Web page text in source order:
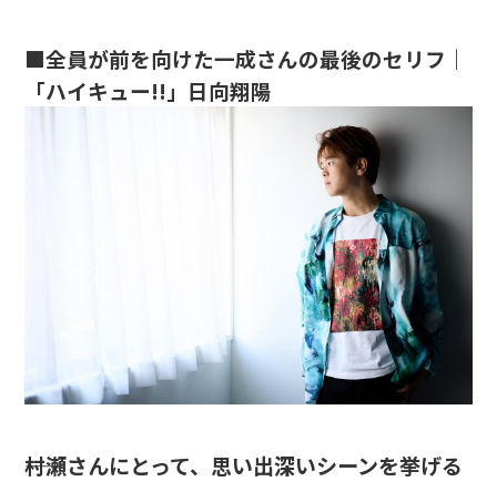
■全員が前を向けた一成さんの最後のセリフ｜
「ハイキュー!!」日向翔陽
――村瀬さんにとって、思い出深いシーンを挙げる